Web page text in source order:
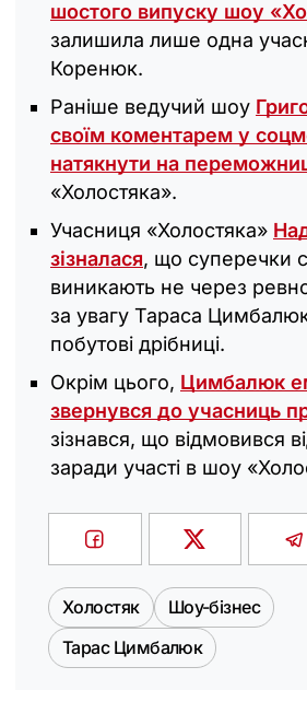
шостого випуску шоу
залишила лише одна
Коренюк.
Раніше ведучий шоу
своїм коментарем у
натякнути на
«Холостяка‎».
Учасниця «Холостяка»
зізналася, що суперечки
виникають не через
за увагу Тараса
побутові дрібниці.
Окрім цього, Цимбалюк
звернувся до учасниць
зізнався, що відмовився
заради участі в шоу
Холостяк
Шоу-бізнес
Тарас Цимбалюк